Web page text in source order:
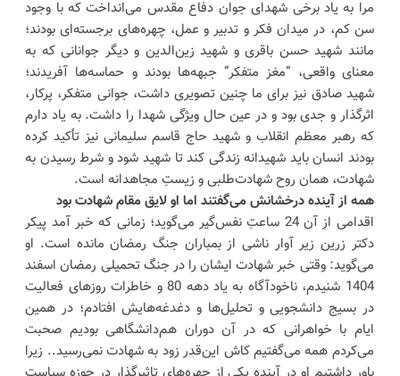
مرا به یاد برخی شهدای جوان دفاع مقدس می‌انداخت که با وجود
سن کم، در میدان فکر و تدبیر و عمل، چهره‌های برجسته‌ای بودند؛
مانند شهید حسن باقری و شهید زین‌الدین و دیگر جوانانی که به
معنای واقعی، “مغز متفکر” جبهه‌ها بودند و حماسه‌ها آفریدند؛
شهید صادق نیز برای ما چنین تصویری داشت، جوانی متفکر، پرکار،
اثرگذار و جدی بود و در عین حال ویژگی شهدا را داشت. به یاد دارم
که رهبر معظم انقلاب و شهید حاج قاسم سلیمانی نیز تأکید کرده
بودند انسان باید شهیدانه زندگی کند تا شهید شود و شرط رسیدن به
شهادت، همان روح شهادت‌طلبی و زیستِ مجاهدانه است.
همه از آینده درخشانش می‌گفتند اما او لایق مقام شهادت بود
اقدامی از آن 24 ساعتِ نفس‌گیر می‌گوید؛ زمانی که خبر آمد پیکر
دکتر زرین زیر آوار ناشی از بمباران جنگ رمضان مانده است. او
می‌گوید: وقتی خبر شهادت ایشان را در جنگ تحمیلی رمضان اسفند
1404 شنیدم، ناخودآگاه به یاد دهه 80 و خاطرات روزهای فعالیت
در بسیج دانشجویی و تحلیل‌ها و دغدغه‌هایش افتادم؛ در همین
ایام با خواهرانی که در آن دوران هم‌دانشگاهی بودیم صحبت
می‌کردم همه می‌گفتیم کاش این‌قدر زود به شهادت نمی‌رسید.. زیرا